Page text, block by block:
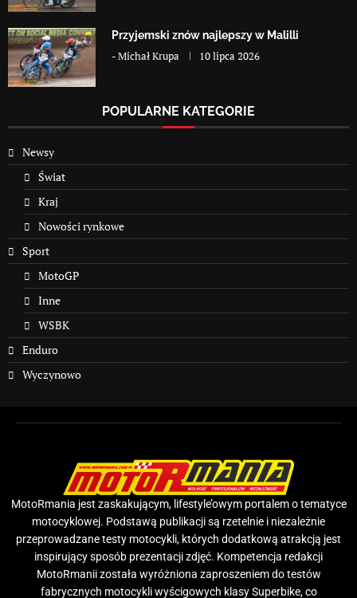
Przyjemski znów najlepszy w Malilli
-Michał Krupa 10 lipca 2026
POPULARNE KATEGORIE
Newsy
Świat
Kraj
Nowości rynkowe
Sport
MotoGP
Inne
WSBK
Enduro
Wyczynowo
MotoRmania jest zaskakującym, lifestyle’owym portalem o tematyce
motocyklowej. Podstawą publikacji są rzetelnie i niezależnie
przeprowadzane testy motocykli, których dodatkową atrakcją jest
inspirujący sposób prezentacji zdjęć. Kompetencja redakcji
MotoRmanii została wyróżniona zaproszeniem do testów
fabrycznych motocykli wyścigowych klasy Superbike, co